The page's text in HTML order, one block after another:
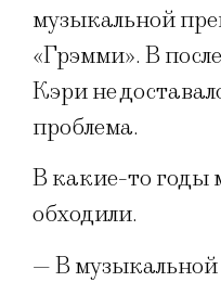
музыкальной
«Грэмми». В
Кэри не
проблема.
В какие-то годы
обходили.
— В музыкальной